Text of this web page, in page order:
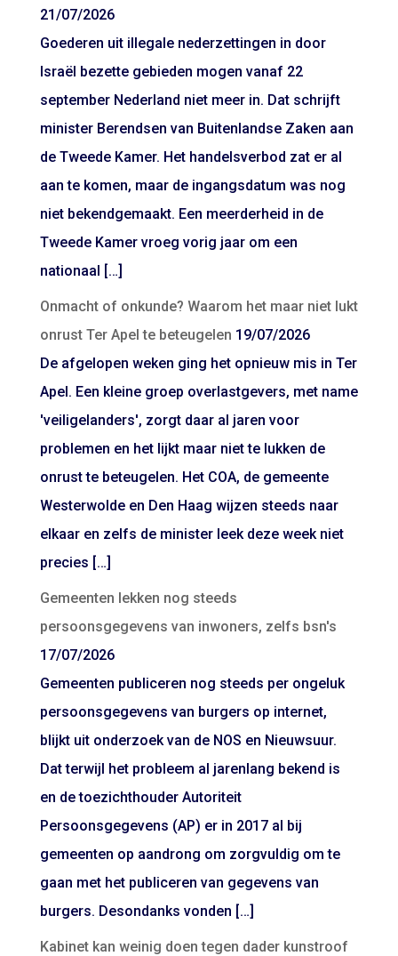
21/07/2026
Goederen uit illegale nederzettingen in door
Israël bezette gebieden mogen vanaf 22
september Nederland niet meer in. Dat schrijft
minister Berendsen van Buitenlandse Zaken aan
de Tweede Kamer. Het handelsverbod zat er al
aan te komen, maar de ingangsdatum was nog
niet bekendgemaakt. Een meerderheid in de
Tweede Kamer vroeg vorig jaar om een
nationaal […]
Onmacht of onkunde? Waarom het maar niet lukt
onrust Ter Apel te beteugelen 19/07/2026
De afgelopen weken ging het opnieuw mis in Ter
Apel. Een kleine groep overlastgevers, met name
'veiligelanders', zorgt daar al jaren voor
problemen en het lijkt maar niet te lukken de
onrust te beteugelen. Het COA, de gemeente
Westerwolde en Den Haag wijzen steeds naar
elkaar en zelfs de minister leek deze week niet
precies […]
Gemeenten lekken nog steeds
persoonsgegevens van inwoners, zelfs bsn's
17/07/2026
Gemeenten publiceren nog steeds per ongeluk
persoonsgegevens van burgers op internet,
blijkt uit onderzoek van de NOS en Nieuwsuur.
Dat terwijl het probleem al jarenlang bekend is
en de toezichthouder Autoriteit
Persoonsgegevens (AP) er in 2017 al bij
gemeenten op aandrong om zorgvuldig om te
gaan met het publiceren van gegevens van
burgers. Desondanks vonden […]
Kabinet kan weinig doen tegen dader kunstroof